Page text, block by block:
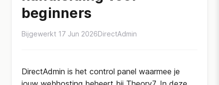
beginners
Bijgewerkt 17 Jun 2026DirectAdmin
DirectAdmin is het control panel waarmee je